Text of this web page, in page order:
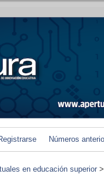
Números
en educación superior